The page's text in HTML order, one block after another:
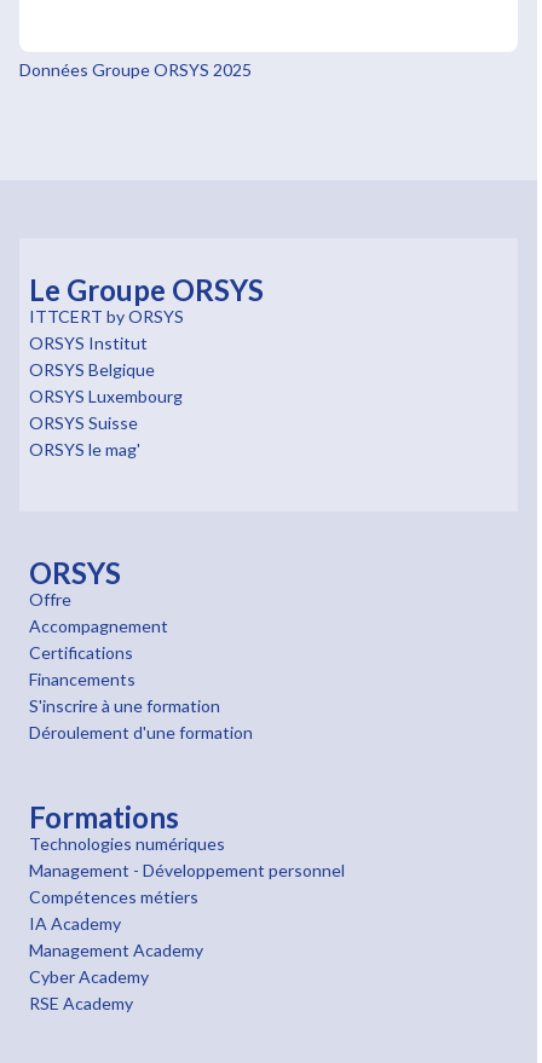
Données Groupe ORSYS 2025
Le Groupe ORSYS
ITTCERT by ORSYS
ORSYS Institut
ORSYS Belgique
ORSYS Luxembourg
ORSYS Suisse
ORSYS le mag'
ORSYS
Offre
Accompagnement
Certifications
Financements
S'inscrire à une formation
Déroulement d'une formation
Formations
Technologies numériques
Management - Développement personnel
Compétences métiers
IA Academy
Management Academy
Cyber Academy
RSE Academy